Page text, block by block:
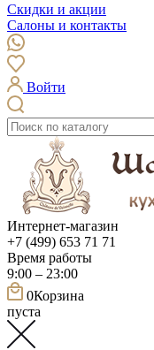
Скидки и акции
Салоны и контакты
Войти
Интернет-магазин
+7 (499) 653 71 71
Время работы
9:00 – 23:00
0Корзина
пуста